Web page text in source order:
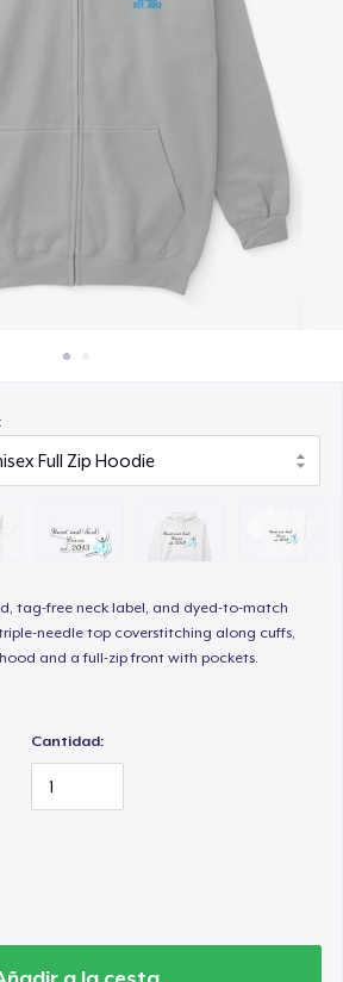
tag-free neck label, and dyed-to-match
needle top coverstitching along cuffs,
and a full-zip front with pockets.
Cantidad:
Pullover Hoodie
Pullover Hoodie
Crewneck Sweatshirt
Long Sleeve Tee
Tee